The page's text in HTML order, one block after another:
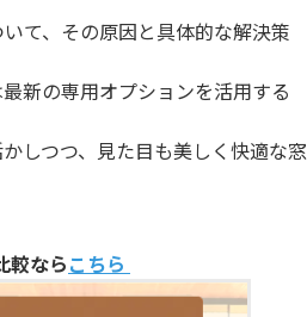
て、その原因と具体的な解決策
新の専用オプションを活用する
しつつ、見た目も美しく快適な窓
較ならこちら